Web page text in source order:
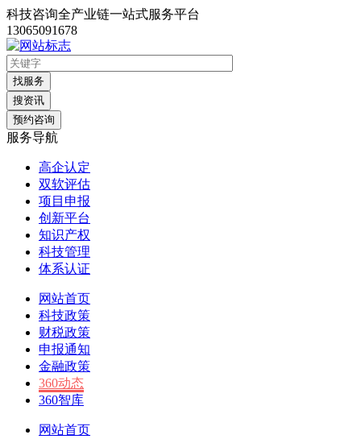
科技咨询全产业链一站式服务平台
13065091678
找服务
搜资讯
预约咨询
服务导航
高企认定
双软评估
项目申报
创新平台
知识产权
科技管理
体系认证
网站首页
科技政策
财税政策
申报通知
金融政策
360动态
360智库
网站首页